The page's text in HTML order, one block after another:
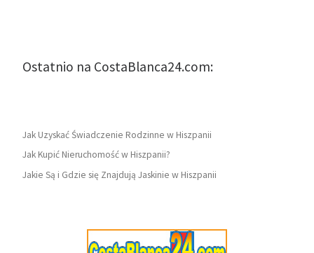
Ostatnio na CostaBlanca24.com:
Jak Uzyskać Świadczenie Rodzinne w Hiszpanii
Jak Kupić Nieruchomość w Hiszpanii?
Jakie Są i Gdzie się Znajdują Jaskinie w Hiszpanii